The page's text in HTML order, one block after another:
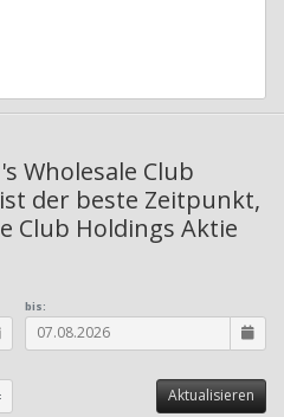
Wholesale Club
der beste Zeitpunkt,
Club Holdings Aktie
bis: